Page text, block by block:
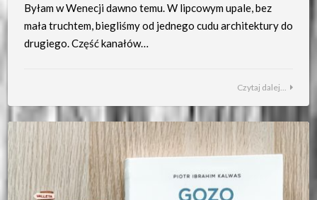
Byłam w Wenecji dawno temu. W lipcowym upale, bez
mała truchtem, biegliśmy od jednego cudu architektury do
drugiego. Część kanałów…
Czytaj dalej...